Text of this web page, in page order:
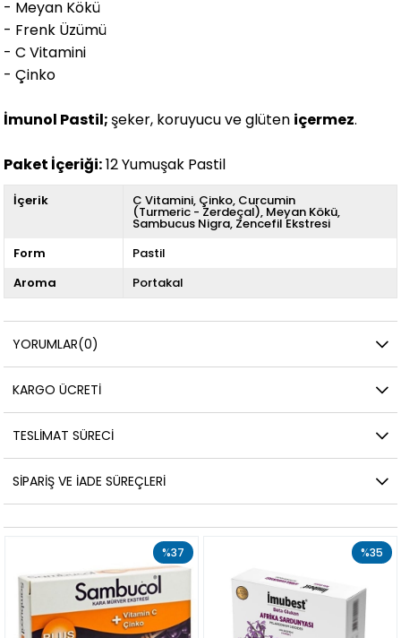
- Meyan Kökü
- Frenk Üzümü
- C Vitamini
- Çinko
İmunol Pastil;şeker, koruyucu ve glüten içermez.
Paket İçeriği:12 Yumuşak Pastil
İçerik C Vitamini Çinko Curcumin
(Turmeric - Zerdeçal) Meyan Kökü
Sambucus Nigra Zencefil Ekstresi
Form
Pastil
Aroma
Portakal
YORUMLAR(0)
KARGO ÜCRETI
TESLIMAT SÜRECI
SIPARIŞ VE İADE SÜREÇLERI
%37 %35